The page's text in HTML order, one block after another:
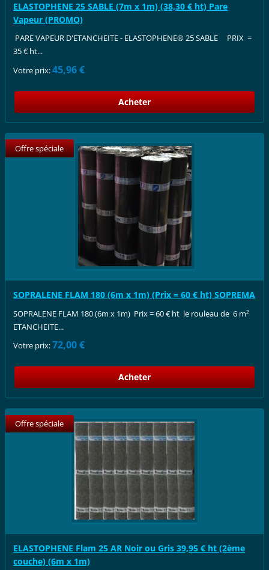
ELASTOPHENE 25 SABLE (7m x 1m) (38,30 € ht) Pare
Vapeur (PROMO)
PARE VAPEUR D'ETANCHEITE - ELASTOPHENE® 25 SABLE PRIX =
35 € ht...
Votre prix:45,96 €
SOPRALENE FLAM 180 (6m x 1m) (Prix = 60 € ht) SOPREMA
Offre spéciale
SOPRALENE FLAM 180 (6m x 1m) Prix = 60 € ht le rouleau de 6 m²
ETANCHEITE...
Votre prix:72,00 €
ELASTOPHENE Flam 25 AR Noir ou Gris 39,95 € ht (2ème
couche) (6m x 1m)
Offre spéciale